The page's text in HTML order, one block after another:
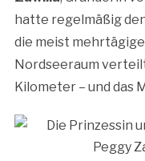
hatte regelmäßig
die meist
Nordseeraum
Kilometer – und das